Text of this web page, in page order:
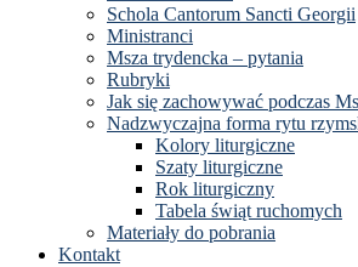
Schola Cantorum Sancti Georgii
Ministranci
Msza trydencka – pytania
Rubryki
Jak się zachowywać podczas
Nadzwyczajna forma rytu
Kolory liturgiczne
Szaty liturgiczne
Rok liturgiczny
Tabela świąt ruchomych
Materiały do pobrania
Kontakt